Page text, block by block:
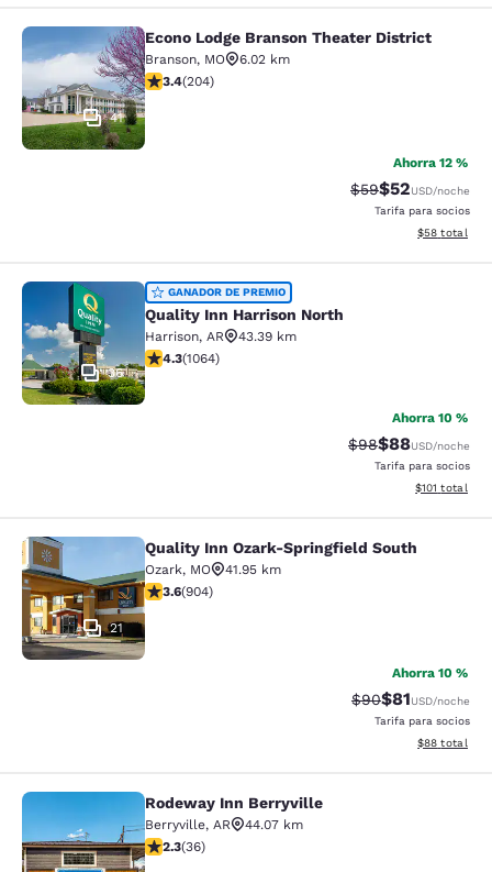
Econo Lodge Branson Theater
41
Econo Lodge Branson Theater District
Branson, MO
6.02 km
calificación de 3.38 estrellas. Bueno. 204 reseñas
3.4(204)
Ahorra 12 %
Precio tachado:
$59Precio con
$52USD/noche
Tarifa para socios
Ver detalles
$58 total
Quality Inn Harrison North
36
GANADOR DE PREMIO
Quality Inn Harrison North
Harrison, AR
43.39 km
calificación de 4.28 estrellas. Excelente. 1064 reseñas
4.3(1064)
Ahorra 10 %
Precio tachado:
$98Precio con
$88USD/noche
Tarifa para socios
Ver detalles
$101 total
Quality Inn Ozark-Springfield South
21
Quality Inn Ozark-Springfield South
Ozark, MO
41.95 km
calificación de 3.59 estrellas. Bueno. 904 reseñas
3.6(904)
Ahorra 10 %
Precio tachado:
$90Precio con
$81USD/noche
Tarifa para socios
Ver detalles
$88 total
Rodeway Inn Berryville
Rodeway Inn Berryville
Berryville, AR
44.07 km
calificación de 2.28 estrellas. Feria. 36 reseñas
2.3(36)